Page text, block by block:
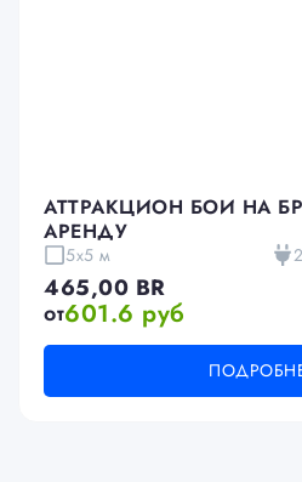
АТТРАКЦИОН БОИ НА
АРЕНДУ
5х5 м
465,00 BR
от601.6 руб